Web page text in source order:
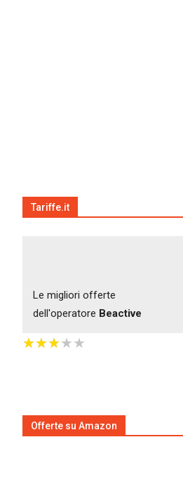
Tariffe.it
Le migliori offerte
dell'operatore Beactive
★★★★★
★★★★★
Offerte su Amazon